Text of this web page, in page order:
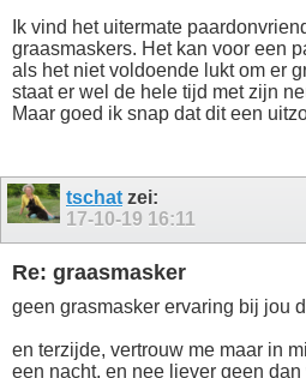
Ik vind het uitermate
graasmaskers. Het kan voor een
als het niet voldoende lukt om er
staat er wel de hele tijd met zijn
Maar goed ik snap dat dit een
tschat zei:
17-10-19 16:11
Re: graasmasker
geen grasmasker ervaring bij jou
en terzijde, vertrouw me maar in
een nacht, en nee liever geen